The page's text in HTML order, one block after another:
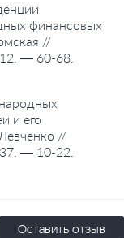
финансовых
//
— 60-68.
и его
//
— 10-22.
Оставить отзыв